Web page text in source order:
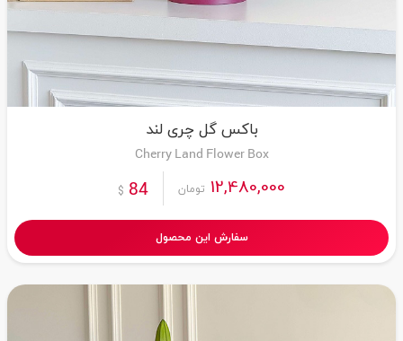
باکس گل چری لند
Cherry Land Flower Box
12,480,000 تومان 84
$
سفارش این محصول